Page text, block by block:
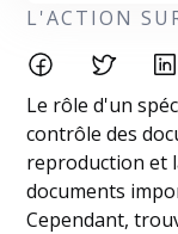
L'ACTION
Le rôle d'un
contrôle des
reproduction et
documents
Cependant,